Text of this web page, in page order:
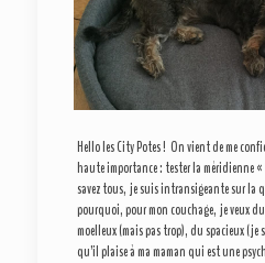
Hello les City Potes ! On vient de me
haute importance : tester la méridienne
savez tous, je suis intransigeante sur la
pourquoi, pour mon couchage, je veux
moelleux (mais pas trop), du spacieux (je
qu’il plaise à ma maman qui est une